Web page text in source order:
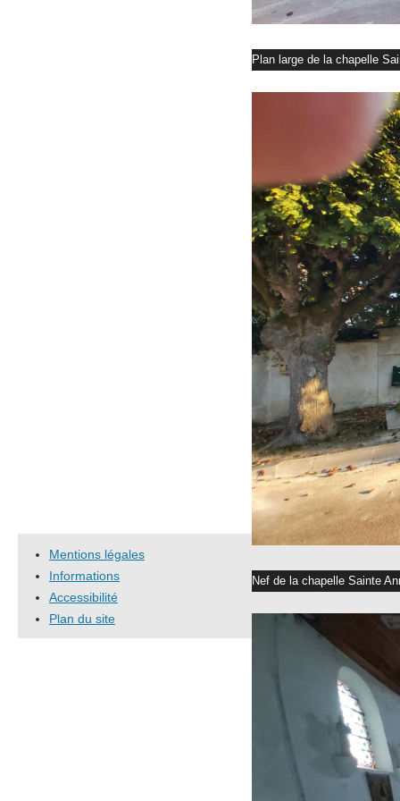
Plan large de la chapelle
Nef de la chapelle Sainte
Mentions légales
Informations
Accessibilité
Plan du site